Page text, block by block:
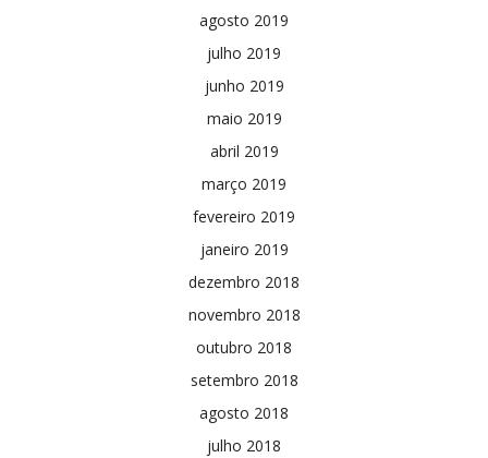
agosto 2019
julho 2019
junho 2019
maio 2019
abril 2019
março 2019
fevereiro 2019
janeiro 2019
dezembro 2018
novembro 2018
outubro 2018
setembro 2018
agosto 2018
julho 2018